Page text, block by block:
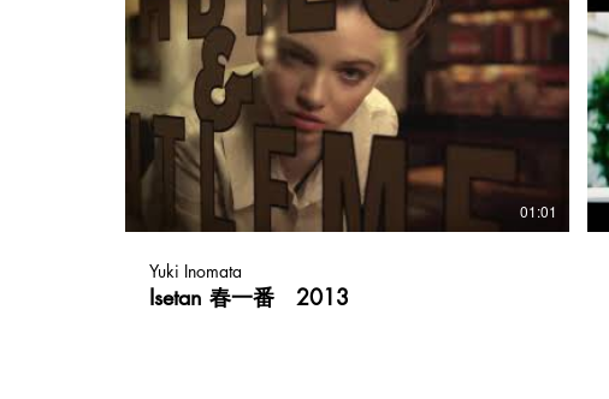
01:01
Yuki Inomata
Isetan 春一番 2013